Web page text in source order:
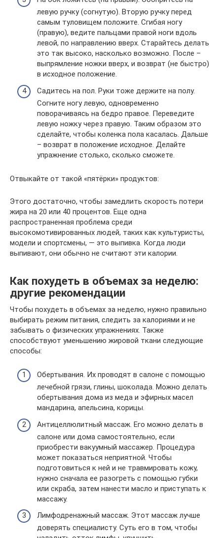
левую ручку (согнутую). Вторую ручку перед
самым туловищем положите. Сгибая ногу
(правую), ведите пальцами правой ноги вдоль
левой, по направлению вверх. Старайтесь делать
это так высоко, насколько возможно. После –
выпрямление ножки вверх, и возврат (не быстро)
в исходное положение.
Садитесь на пол. Руки тоже держите на полу.
Согните ногу левую, одновременно
поворачиваясь на бедро правое. Переведите
левую ножку через правую. Таким образом это
сделайте, чтобы коленка пола касалась. Дальше
– возврат в положение исходное. Делайте
упражнение столько, сколько сможете.
Отвыкайте от такой «пятёрки» продуктов:
Этого достаточно, чтобы замедлить скорость потери
жира на 20 или 40 процентов. Еще одна
распространенная проблема среди
высокомотивированных людей, таких как культуристы,
модели и спортсмены, — это выпивка. Когда люди
выпивают, они обычно не считают эти калории.
Как похудеть в объемах за неделю:
другие рекомендации
Чтобы похудеть в объемах за неделю, нужно правильно
выбирать режим питания, следить за калориями и не
забывать о физических упражнениях. Также
способствуют уменьшению жировой ткани следующие
способы:
Обертывания. Их проводят в салоне с помощью
лечебной грязи, глины, шоколада. Можно делать
обертывания дома из меда и эфирных масел
мандарина, апельсина, корицы.
Антицеллюлитный массаж. Его можно делать в
салоне или дома самостоятельно, если
приобрести вакуумный массажер. Процедура
может показаться неприятной. Чтобы
подготовиться к ней и не травмировать кожу,
нужно сначала ее разогреть с помощью губки
или скраба, затем нанести масло и приступать к
массажу.
Лимфодренажный массаж. Этот массаж лучше
доверять специалисту. Суть его в том, чтобы